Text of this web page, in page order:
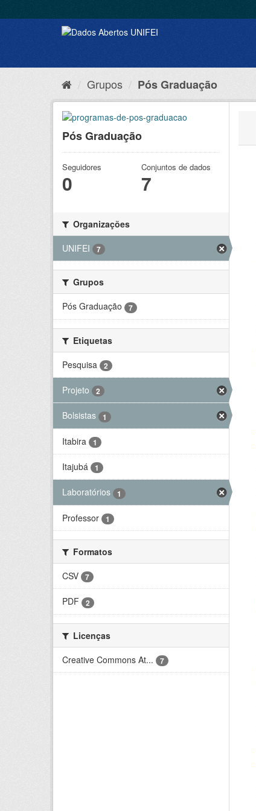
Grupos Pós Graduação
Pós Graduação
Seguidores
0
Conjuntos de dados
7
Organizações
UNIFEI
7
Grupos
Pós Graduação
7
Etiquetas
Pesquisa
2
Projeto 2
Bolsistas 1
Itabira 1
Itajubá 1
Laboratórios 1
Professor 1
Formatos
CSV
7
PDF 2
Licenças
Creative Commons At...
7